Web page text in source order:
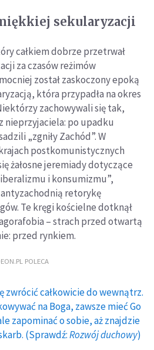
sekularyzacji
całkiem dobrze przetrwał
za czasów reżimów
został zaskoczony epoką
która przypadła na okres
zachowywali się tak,
nieprzyjaciela: po upadku
„zgniły Zachód”. W
postkomunistycznych
żałosne jeremiady dotyczące
i konsumizmu”,
retorykę
Te kręgi kościelne dotknął
– strach przed otwartą
przed rynkiem.
POLECA
zwrócić całkowicie do wewnątrz.
na Boga, zawsze mieć Go
zapominać o sobie, aż znajdzie
(Sprawdź:Rozwój duchowy)